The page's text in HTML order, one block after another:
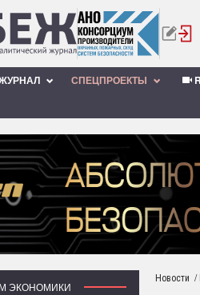
СПЕЦПРОЕКТЫ
ЭКОНОМИКИ
Новости /